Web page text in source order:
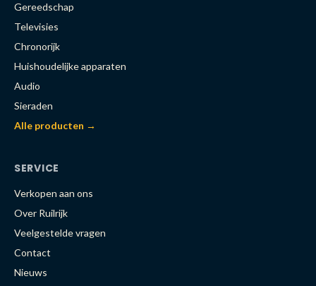
Gereedschap
Televisies
Chronorijk
Huishoudelijke apparaten
Audio
Sieraden
Alle producten →
SERVICE
Verkopen aan ons
Over Ruilrijk
Veelgestelde vragen
Contact
Nieuws